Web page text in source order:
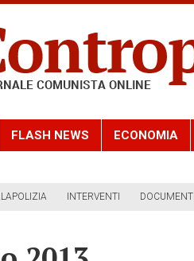
FLASH NEWS ECONOMIA
INTERVENTI DOCUMENTI